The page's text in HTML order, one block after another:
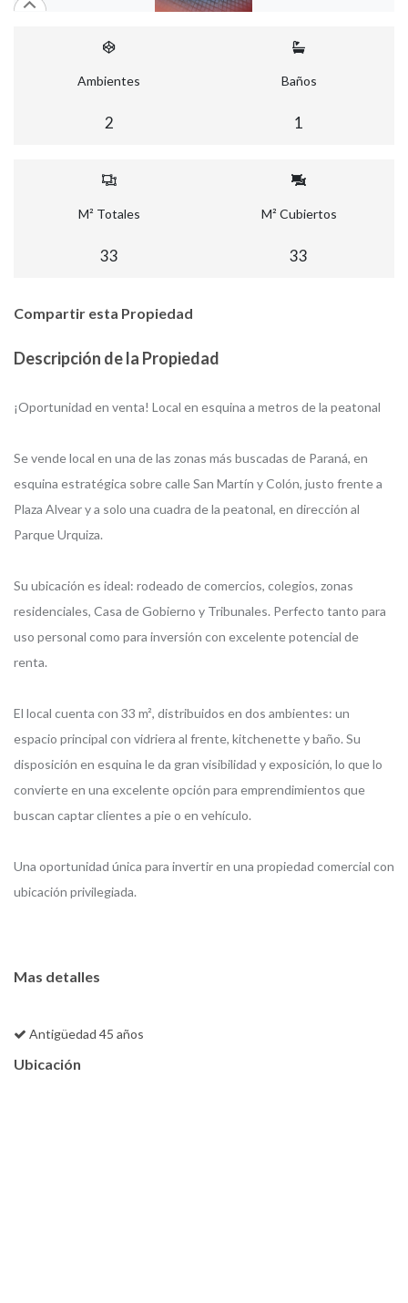
Ambientes
2
Baños
1
M² Totales
33
M² Cubiertos
33
Compartir esta Propiedad
Descripción de la Propiedad
¡Oportunidad en venta! Local en esquina a metros de la peatonal
Se vende local en una de las zonas más buscadas de Paraná, en
esquina estratégica sobre calle San Martín y Colón, justo frente a
Plaza Alvear y a solo una cuadra de la peatonal, en dirección al
Parque Urquiza.
Su ubicación es ideal: rodeado de comercios, colegios, zonas
residenciales, Casa de Gobierno y Tribunales. Perfecto tanto para
uso personal como para inversión con excelente potencial de
renta.
El local cuenta con 33 m², distribuidos en dos ambientes: un
espacio principal con vidriera al frente, kitchenette y baño. Su
disposición en esquina le da gran visibilidad y exposición, lo que lo
convierte en una excelente opción para emprendimientos que
buscan captar clientes a pie o en vehículo.
Una oportunidad única para invertir en una propiedad comercial con
ubicación privilegiada.
Mas detalles
Antigüedad 45 años
Ubicación